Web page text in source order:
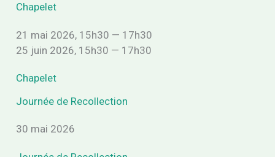
Chapelet
21 mai 2026, 15h30 — 17h30
25 juin 2026, 15h30 — 17h30
Chapelet
Journée de Recollection
30 mai 2026